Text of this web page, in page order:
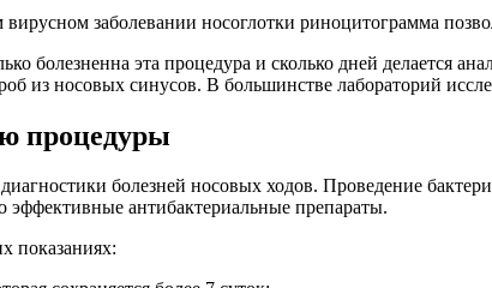
заболевании носоглотки риноцитограмма
болезненна эта процедура и сколько дней делается
из носовых синусов. В большинстве лабораторий
процедуры
болезней носовых ходов. Проведение
антибактериальные препараты.
показаниях: